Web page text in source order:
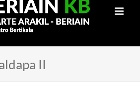
II